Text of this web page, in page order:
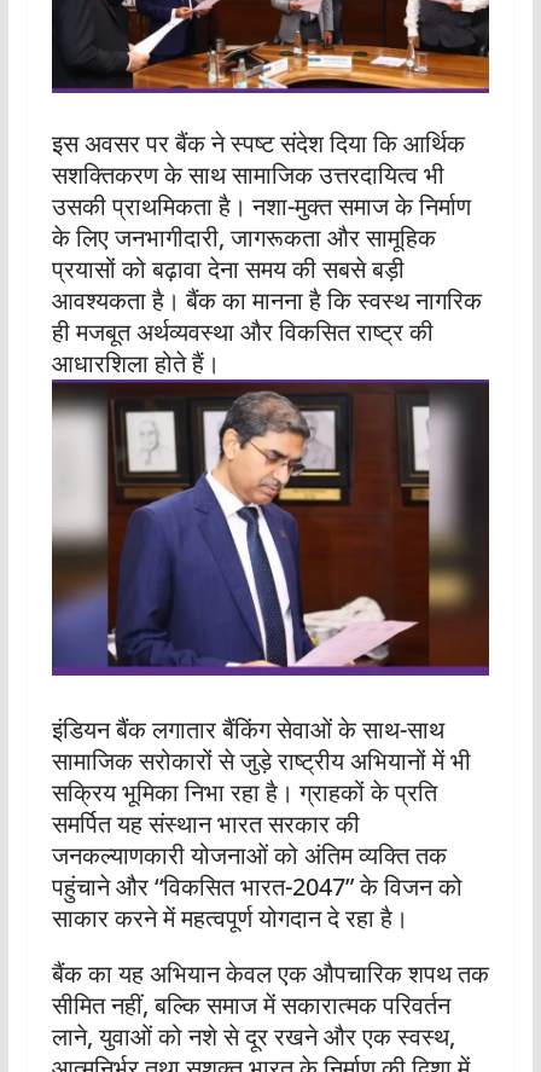
इस अवसर पर बैंक ने स्पष्ट संदेश दिया कि आर्थिक
सशक्तिकरण के साथ सामाजिक उत्तरदायित्व भी
उसकी प्राथमिकता है। नशा-मुक्त समाज के निर्माण
के लिए जनभागीदारी, जागरूकता और सामूहिक
प्रयासों को बढ़ावा देना समय की सबसे बड़ी
आवश्यकता है। बैंक का मानना है कि स्वस्थ नागरिक
ही मजबूत अर्थव्यवस्था और विकसित राष्ट्र की
आधारशिला होते हैं।
इंडियन बैंक लगातार बैंकिंग सेवाओं के साथ-साथ
सामाजिक सरोकारों से जुड़े राष्ट्रीय अभियानों में भी
सक्रिय भूमिका निभा रहा है। ग्राहकों के प्रति
समर्पित यह संस्थान भारत सरकार की
जनकल्याणकारी योजनाओं को अंतिम व्यक्ति तक
पहुंचाने और “विकसित भारत-2047” के विजन को
साकार करने में महत्वपूर्ण योगदान दे रहा है।
बैंक का यह अभियान केवल एक औपचारिक शपथ तक
सीमित नहीं, बल्कि समाज में सकारात्मक परिवर्तन
लाने, युवाओं को नशे से दूर रखने और एक स्वस्थ,